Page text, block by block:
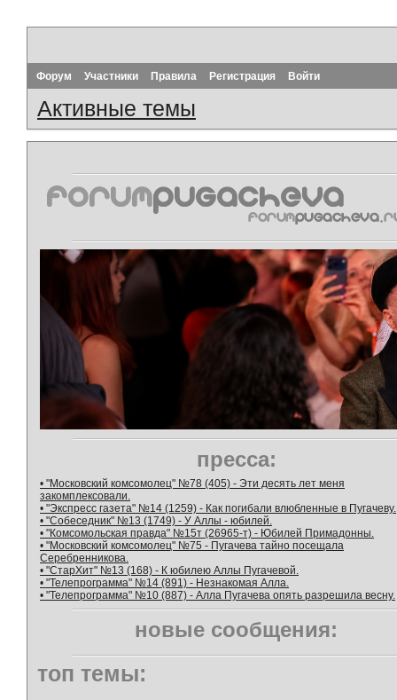
Форум Участники Правила Регистрация Войти
Активные темы
пресса:
• "Московский комсомолец" №78 (405) - Эти десять лет меня
закомплексовали.
• "Экспресс газета" №14 (1259) - Как погибали влюбленные в Пугачеву.
• "Собеседник" №13 (1749) - У Аллы - юбилей.
• "Комсомольская правда" №15т (26965-т) - Юбилей Примадонны.
• "Московский комсомолец" №75 - Пугачева тайно посещала
Серебренникова.
• "СтарХит" №13 (168) - К юбилею Аллы Пугачевой.
• "Телепрограмма" №14 (891) - Незнакомая Алла.
• "Телепрограмма" №10 (887) - Алла Пугачева опять разрешила весну.
новые сообщения:
топ темы: